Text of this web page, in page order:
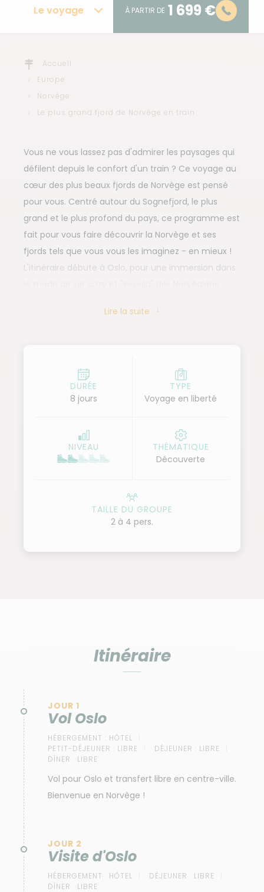
Le voyage À PARTIR DE 1 699 €
Accueil
Europe
Norvège
Le plus grand fjord de Norvège en train
Vous ne vous lassez pas d'admirer les paysages qui
défilent depuis le confort d'un train ? Ce voyage au
cœur des plus beaux fjords de Norvège est pensé
pour vous. Centré autour du Sognefjord, le plus
grand et le plus profond du pays, ce programme est
fait pour vous faire découvrir la Norvège et ses
fjords tels que vous vous les imaginez - en mieux !
L'itinéraire débute à Oslo, pour une immersion dans
vous souviendrez pendant longtemps ! La ligne qui
crémaillère mythique, vous avez là une journée
inoubliable. Vous arrivez ensuite à Flåm, bienvenue
dans la Norvège des fjords ! C'est depuis l'eau que la
frappante, et c'est pour cette raison que nous vous
emmenons sur le Naeroyfjord, un des deux uniques
fjords norvégiens classés au patrimoine mondial.
des plus belles villes du pays. Un séjour varié entre
train et croisières qui a tout pour vous plaire.
Lire la suite
DURÉE
8 jours
TYPE
Voyage en liberté
NIVEAU
THÉMATIQUE
Découverte
TAILLE DU GROUPE
2 à 4 pers.
Itinéraire
JOUR 1
Vol Oslo
HÉBERGEMENT : HÔTEL
PETIT-DÉJEUNER : LIBRE DÉJEUNER : LIBRE
DÎNER : LIBRE
Vol pour Oslo et transfert libre en centre-ville.
Bienvenue en Norvège !
JOUR 2
Visite d'Oslo
HÉBERGEMENT : HÔTEL DÉJEUNER : LIBRE
DÎNER : LIBRE